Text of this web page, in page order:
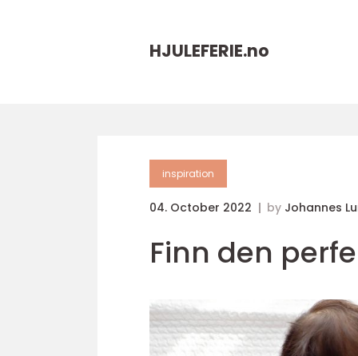
HJULEFERIE.no
inspiration
04. October 2022 by Johannes
Finn den